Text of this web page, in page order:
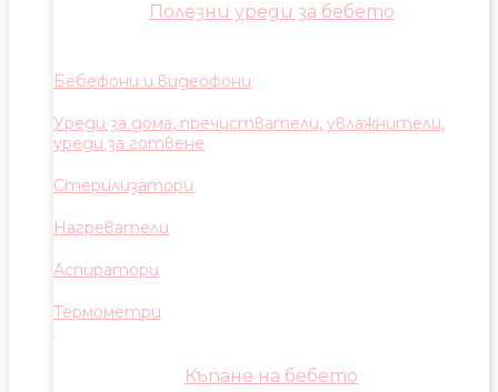
Полезни уреди за бебето
Бебефони и видеофони
Уреди за дома, пречистватели, увлажнители,
уреди за готвене
Стерилизатори
Нагреватели
Аспиратори
Термометри
Къпане на бебето